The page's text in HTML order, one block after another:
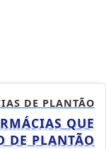
DE PLANTÃO
QUE
DE PLANTÃO